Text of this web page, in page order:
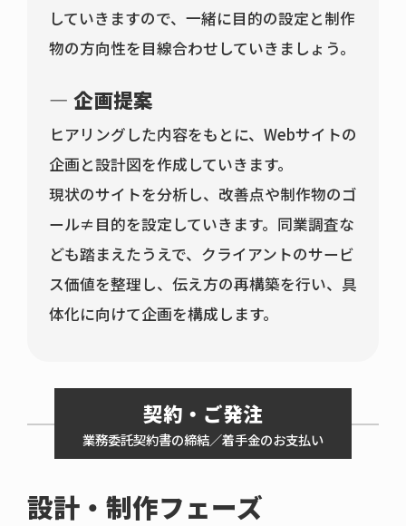
していきますので、一緒に目的の設定と制作
物の方向性を目線合わせしていきましょう。
企画提案
ヒアリングした内容をもとに、Webサイトの
企画と設計図を作成していきます。
現状のサイトを分析し、改善点や制作物のゴ
ール≠目的を設定していきます。同業調査な
ども踏まえたうえで、クライアントのサービ
ス価値を整理し、伝え方の再構築を行い、具
体化に向けて企画を構成します。
契約・ご発注
業務委託契約書の締結／着手金のお支払い
設計・制作フェーズ